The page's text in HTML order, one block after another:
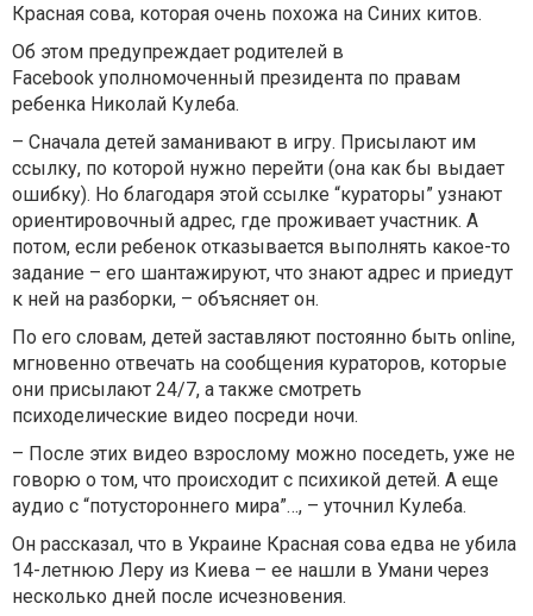
Красная сова, которая очень похожа на Синих китов.
Об этом предупреждает родителей в
Facebook уполномоченный президента по правам
ребенка Николай Кулеба.
– Сначала детей заманивают в игру. Присылают им
ссылку, по которой нужно перейти (она как бы выдает
ошибку). Но благодаря этой ссылке “кураторы” узнают
ориентировочный адрес, где проживает участник. А
потом, если ребенок отказывается выполнять какое-то
задание – его шантажируют, что знают адрес и приедут
к ней на разборки, – объясняет он.
По его словам, детей заставляют постоянно быть online,
мгновенно отвечать на сообщения кураторов, которые
они присылают 24/7, а также смотреть
психоделические видео посреди ночи.
– После этих видео взрослому можно поседеть, уже не
говорю о том, что происходит с психикой детей. А еще
аудио с “потустороннего мира”…, – уточнил Кулеба.
Он рассказал, что в Украине Красная сова едва не убила
14-летнюю Леру из Киева – ее нашли в Умани через
несколько дней после исчезновения.